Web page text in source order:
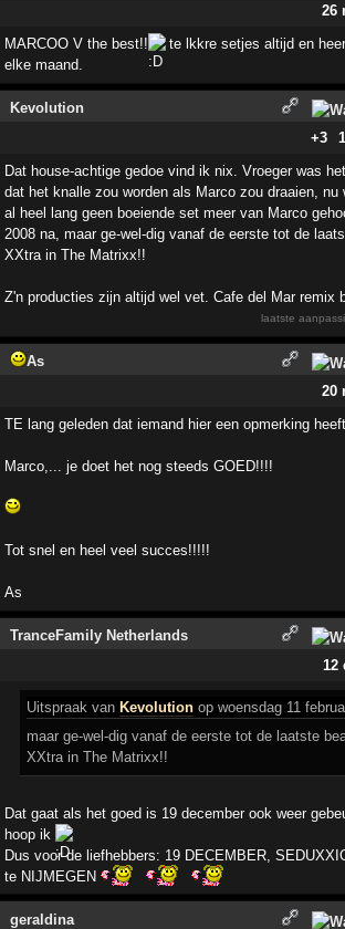
26
MARCOO V the best!!
te lkkre setjes altijd en
elke maand.
Kevolution
+3
Dat house-achtige gedoe vind ik nix. Vroeger was
dat het knalle zou worden als Marco zou draaien,
al heel lang geen boeiende set meer van Marco
2008 na, maar ge-wel-dig vanaf de eerste tot de
XXtra in The Matrixx!!
Z'n producties zijn altijd wel vet. Cafe del Mar remix
laatste
As
20
TE lang geleden dat iemand hier een opmerking
Marco,... je doet het nog steeds GOED!!!!
Tot snel en heel veel succes!!!!!
As
TranceFamily Netherlands
12
Uitspraak van Kevolution op woensdag 11
maar ge-wel-dig vanaf de eerste tot de laatste
XXtra in The Matrixx!!
Dat gaat als het goed is 19 december ook weer
hoop ik
Dus voor de liefhebbers: 19 DECEMBER,
te NIJMEGEN
geraldina